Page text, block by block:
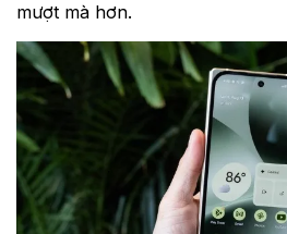
mượt mà hơn.